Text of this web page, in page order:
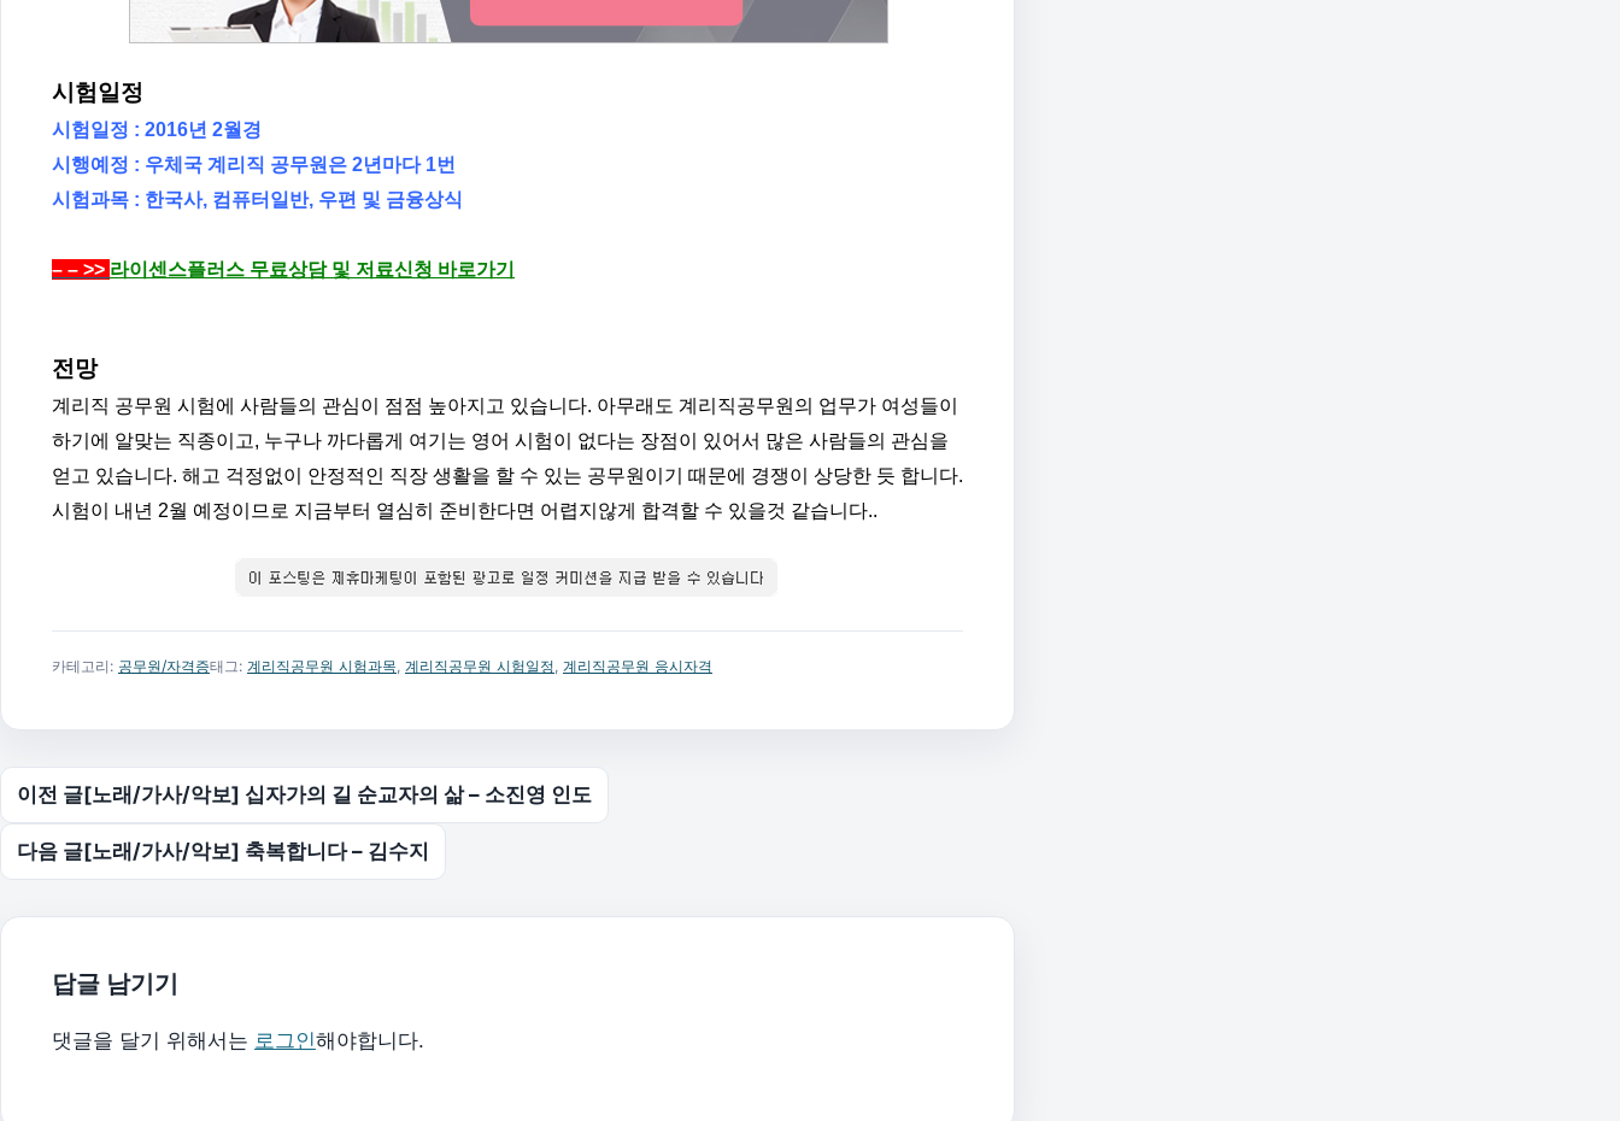
시험일정
시험일정 : 2016년 2월경
시행예정 : 우체국 계리직 공무원은 2년마다 1번
시험과목 : 한국사, 컴퓨터일반, 우편 및 금융상식
– – >> 라이센스플러스 무료상담 및 저료신청 바로가기
전망
계리직 공무원 시험에 사람들의 관심이 점점 높아지고 있습니다. 아무래도 계리직공무원의 업무가 여성들이
하기에 알맞는 직종이고, 누구나 까다롭게 여기는 영어 시험이 없다는 장점이 있어서 많은 사람들의 관심을
얻고 있습니다. 해고 걱정없이 안정적인 직장 생활을 할 수 있는 공무원이기 때문에 경쟁이 상당한 듯 합니다.
시험이 내년 2월 예정이므로 지금부터 열심히 준비한다면 어렵지않게 합격할 수 있을것 같습니다..
카테고리: 공무원/자격증태그: 계리직공무원 시험과목, 계리직공무원 시험일정, 계리직공무원 응시자격
글 탐색
이전 글[노래/가사/악보] 십자가의 길 순교자의 삶 – 소진영 인도
다음 글[노래/가사/악보] 축복합니다 – 김수지
답글 남기기
댓글을 달기 위해서는 로그인해야합니다.